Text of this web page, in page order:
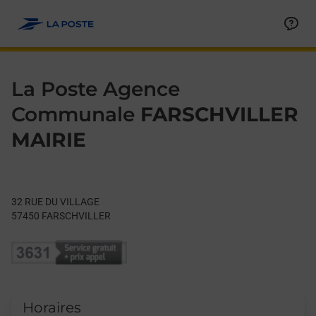
La Poste Agence
Communale FARSCHVILLER
MAIRIE
32 RUE DU VILLAGE
57450 FARSCHVILLER
Horaires